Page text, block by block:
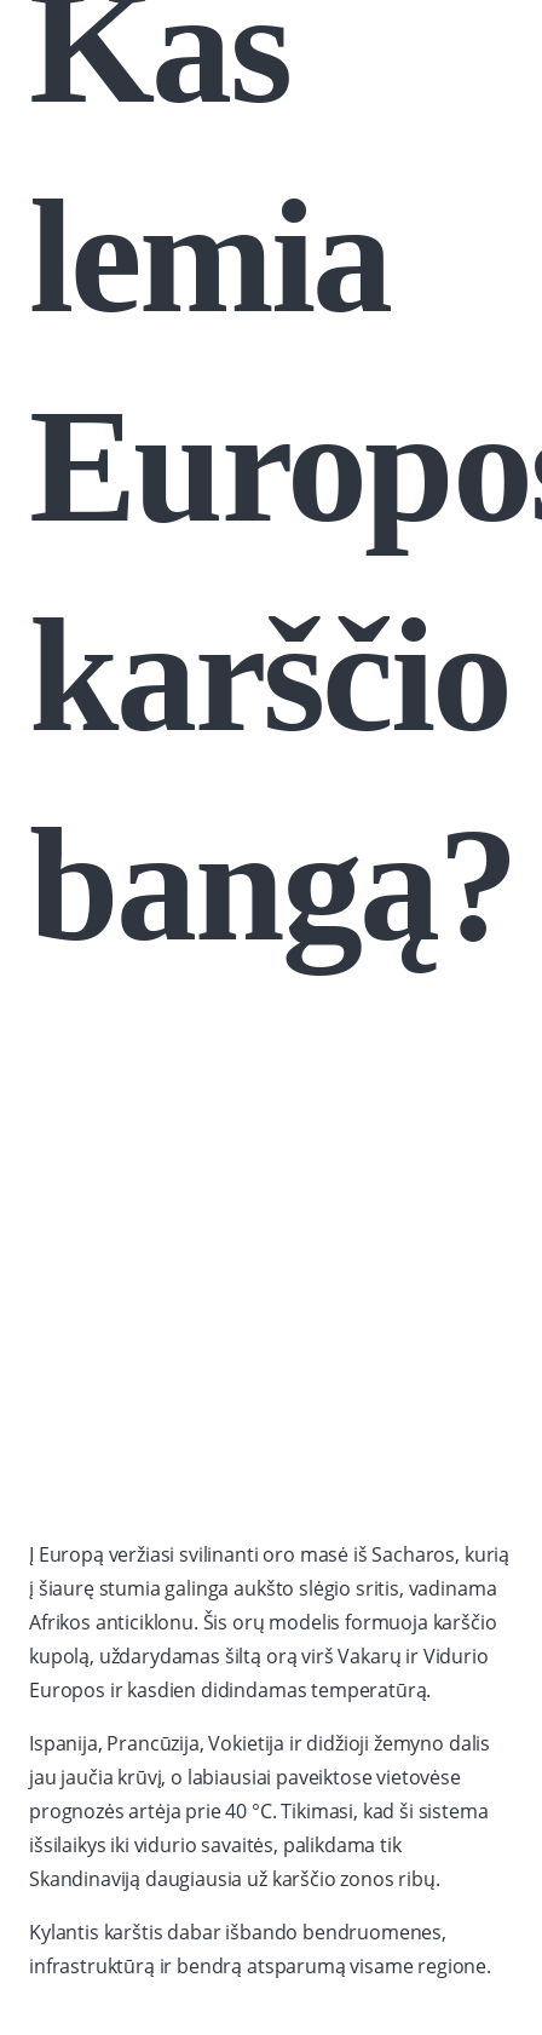
Kas
lemia
karščio
bangą?
Į Europą veržiasi svilinanti oro masė iš Sacharos, kurią
į šiaurę stumia galinga aukšto slėgio sritis, vadinama
Afrikos anticiklonu. Šis orų modelis formuoja karščio
kupolą, uždarydamas šiltą orą virš Vakarų ir Vidurio
Europos ir kasdien didindamas temperatūrą.
Ispanija, Prancūzija, Vokietija ir didžioji žemyno dalis
jau jaučia krūvį, o labiausiai paveiktose vietovėse
prognozės artėja prie 40 °C. Tikimasi, kad ši sistema
išsilaikys iki vidurio savaitės, palikdama tik
Skandinaviją daugiausia už karščio zonos ribų.
Kylantis karštis dabar išbando bendruomenes,
infrastruktūrą ir bendrą atsparumą visame regione.